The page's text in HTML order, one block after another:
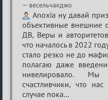
весельчакджо
Anoxia ну давай
объективные внешние
ДВ, Веры и
что началось в 2022
стало резко не до
полагаю даже
нивелировало.
счастливчики, что
случае пока...